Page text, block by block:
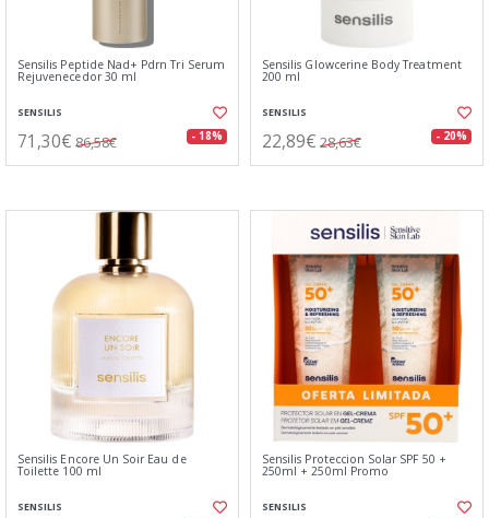
Sensilis Peptide Nad+ Pdrn Tri Serum
Rejuvenecedor 30 ml
SENSILIS
71,30€ 86,58€ - 18%
Sensilis Glowcerine Body Treatment
200 ml
SENSILIS
22,89€ 28,63€ - 20%
Sensilis Encore Un Soir Eau de
Toilette 100 ml
SENSILIS
Sensilis Proteccion Solar SPF 50 +
250ml + 250ml Promo
SENSILIS